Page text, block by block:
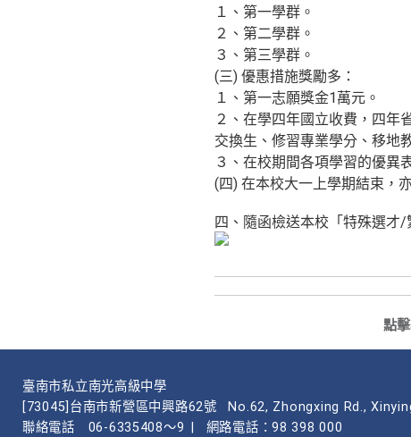
１、第一學群。
２、第二學群。
３、第三學群。
(三) 優惠措施獎勵多：
１、第一志願獎金1萬元。
２、在學四年國立收費，四年
交換生、修習專業學分、移地
３、在校期間各項學習的優異
(四) 在本校大一上學期結束，
四、隨函檢送本校「特殊選才
點擊
臺南市私立南光高級中學
[73045]台南市新營區中興路62號
No.62, Zhongxing Rd.,
聯絡電話
06-6335408～9 網路電話：98 398 000